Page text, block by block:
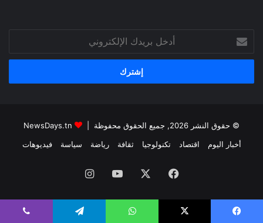
بريدك
الإلكتروني
© حقوق النشر 2026, جميع الحقوق محفوظة |
أخبار اليوم
اقتصاد تكنولوجيا ثقافة رياضة سياسة فيديوهات
فيسبوك ‫YouTubeانستقرام